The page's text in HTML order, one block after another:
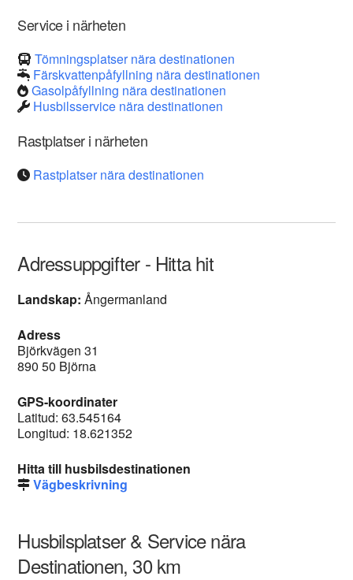
Service i närheten
Tömningsplatser nära destinationen
Färskvattenpåfyllning nära destinationen
Gasolpåfyllning nära destinationen
Husbilsservice nära destinationen
Rastplatser i närheten
Rastplatser nära destinationen
Adressuppgifter - Hitta hit
Landskap:Ångermanland
Adress
Björkvägen 31
890 50 Björna
GPS-koordinater
Latitud: 63.545164
Longitud: 18.621352
Hitta till husbilsdestinationen
Vägbeskrivning
Husbilsplatser & Service nära
Destinationen, 30 km